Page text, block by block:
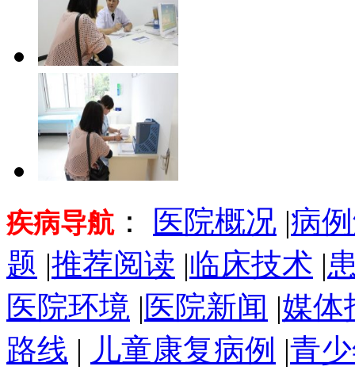
疾病导航： 医院概况 |病
题 |推荐阅读 |临床技术 |
医院环境 |医院新闻 |媒体
路线 | 儿童康复病例 |青